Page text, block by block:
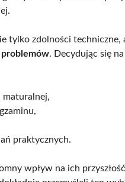
tylko zdolności techniczne,
. Decydując się
maturalnej,
praktycznych.
wpływ na ich